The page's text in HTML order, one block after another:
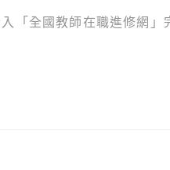
「全國教師在職進修網」